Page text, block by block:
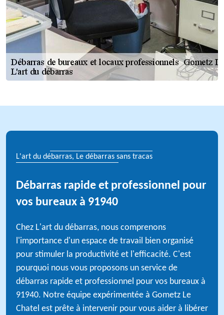
L'art du débarras, Le débarras sans tracas
Débarras rapide et professionnel pour
vos bureaux à 91940
Chez L'art du débarras, nous comprenons
l'importance d'un espace de travail bien organisé
pour stimuler la productivité et l'efficacité. C'est
pourquoi nous vous proposons un service de
débarras rapide et professionnel pour vos bureaux à
91940. Notre équipe expérimentée à Gometz Le
Chatel est prête à intervenir pour vous aider à libérer